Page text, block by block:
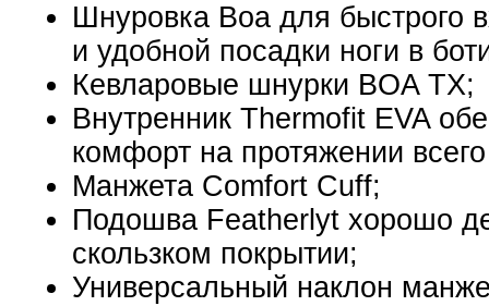
Шнуровка Boa для быстрого
и удобной посадки ноги в
Кевларовые шнурки BOA TX;
Внутренник Thermofit EVA
комфорт на протяжении
Манжета Comfort Cuff;
Подошва Featherlyt хорошо
скользком покрытии;
Универсальный наклон